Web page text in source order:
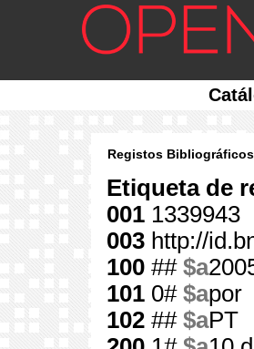
Registos
Etiqueta de
001 1339943
003 http://
100 ## $a
101 0# $apor
102 ## $aPT